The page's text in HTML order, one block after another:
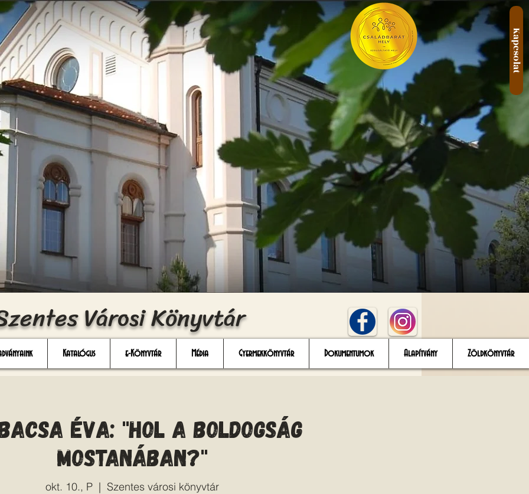
Kapcsolat
Városi Könyvtár
Katalógus e-Könyvtár Média Gyermekkönyvtár Dokumentumok Alapítvány Zöldkönyvtár
Éva: "Hol a boldogság
mostanában?"
okt. 10., P
  |
Szentes városi könyvtár